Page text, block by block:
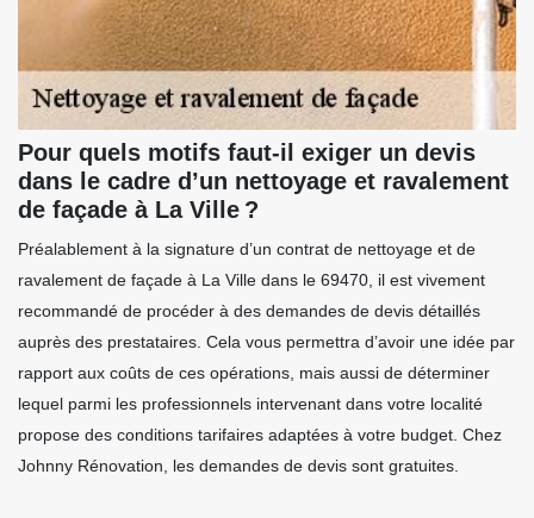
Pour quels motifs faut-il exiger un devis
dans le cadre d’un nettoyage et ravalement
de façade à La Ville ?
Préalablement à la signature d’un contrat de nettoyage et de
ravalement de façade à La Ville dans le 69470, il est vivement
recommandé de procéder à des demandes de devis détaillés
auprès des prestataires. Cela vous permettra d’avoir une idée par
rapport aux coûts de ces opérations, mais aussi de déterminer
lequel parmi les professionnels intervenant dans votre localité
propose des conditions tarifaires adaptées à votre budget. Chez
Johnny Rénovation, les demandes de devis sont gratuites.